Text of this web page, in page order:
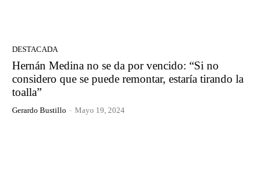
DESTACADA
Hernán Medina no se da por vencido: “Si no
considero que se puede remontar, estaría tirando la
toalla”
Gerardo Bustillo - Mayo 19, 2024